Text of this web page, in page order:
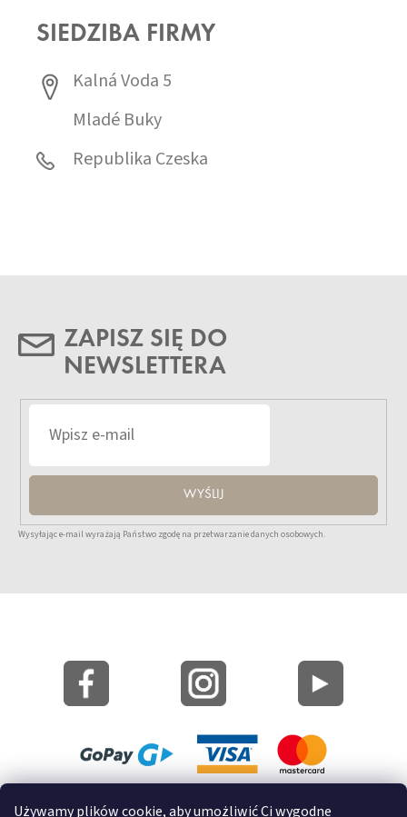
Używamy plików cookie, aby umożliwić Ci wygodne
SIEDZIBA FIRMY
Kalná Voda 5
Mladé Buky
Republika Czeska
ZAPISZ SIĘ DO
NEWSLETTERA
WYŚLIJ
Wysyłając e-mail wyrażają Państwo zgodę na przetwarzanie danych osobowych.